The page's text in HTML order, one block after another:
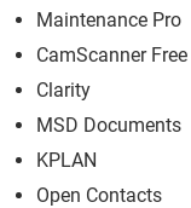
Maintenance Pro
CamScanner Free
Clarity
MSD Documents
KPLAN
Open Contacts